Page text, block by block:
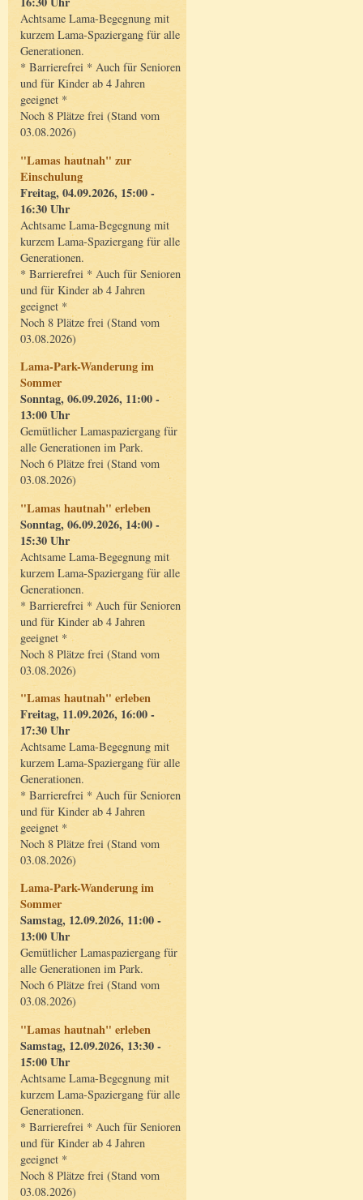
Achtsame Lama-Begegnung mit
kurzem Lama-Spaziergang für alle
Generationen.
* Barrierefrei * Auch für Senioren
und für Kinder ab 4 Jahren
geeignet *
Noch 8 Plätze frei (Stand vom
03.08.2026)
"Lamas hautnah" zur
Einschulung
Freitag, 04.09.2026, 15:00 -
16:30 Uhr
Achtsame Lama-Begegnung mit
kurzem Lama-Spaziergang für alle
Generationen.
* Barrierefrei * Auch für Senioren
und für Kinder ab 4 Jahren
geeignet *
Noch 8 Plätze frei (Stand vom
03.08.2026)
Lama-Park-Wanderung im
Sommer
Sonntag, 06.09.2026, 11:00 -
13:00 Uhr
Gemütlicher Lamaspaziergang für
alle Generationen im Park.
Noch 6 Plätze frei (Stand vom
03.08.2026)
"Lamas hautnah" erleben
Sonntag, 06.09.2026, 14:00 -
15:30 Uhr
Achtsame Lama-Begegnung mit
kurzem Lama-Spaziergang für alle
Generationen.
* Barrierefrei * Auch für Senioren
und für Kinder ab 4 Jahren
geeignet *
Noch 8 Plätze frei (Stand vom
03.08.2026)
"Lamas hautnah" erleben
Freitag, 11.09.2026, 16:00 -
17:30 Uhr
Achtsame Lama-Begegnung mit
kurzem Lama-Spaziergang für alle
Generationen.
* Barrierefrei * Auch für Senioren
und für Kinder ab 4 Jahren
geeignet *
Noch 8 Plätze frei (Stand vom
03.08.2026)
Lama-Park-Wanderung im
Sommer
Samstag, 12.09.2026, 11:00 -
13:00 Uhr
Gemütlicher Lamaspaziergang für
alle Generationen im Park.
Noch 6 Plätze frei (Stand vom
03.08.2026)
"Lamas hautnah" erleben
Samstag, 12.09.2026, 13:30 -
15:00 Uhr
Achtsame Lama-Begegnung mit
kurzem Lama-Spaziergang für alle
Generationen.
* Barrierefrei * Auch für Senioren
und für Kinder ab 4 Jahren
geeignet *
Noch 8 Plätze frei (Stand vom
03.08.2026)